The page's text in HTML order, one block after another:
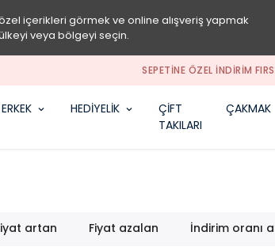
içerikleri görmek ve online alışveriş yapmak
veya bölgeyi seçin.
SEPETİNE ÖZEL İNDİRİM
ERKEK HEDİYELİK
ÇİFT
TAKILARI
ÇAKMAK
artan Fiyat azalan İndirim oranı